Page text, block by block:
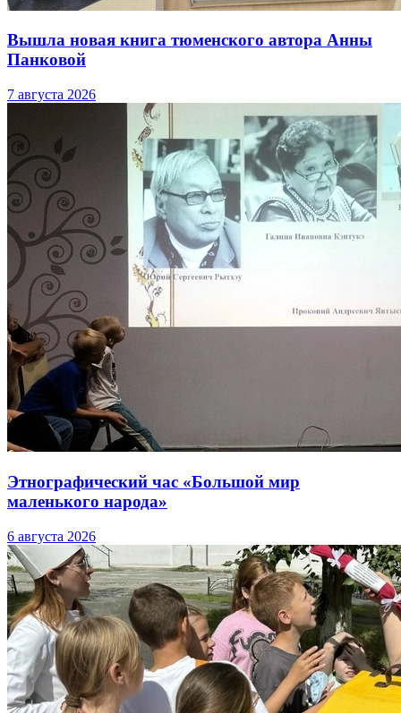
Вышла новая книга тюменского автора Анны
Панковой
7 августа 2026
Этнографический час «Большой мир
маленького народа»
6 августа 2026